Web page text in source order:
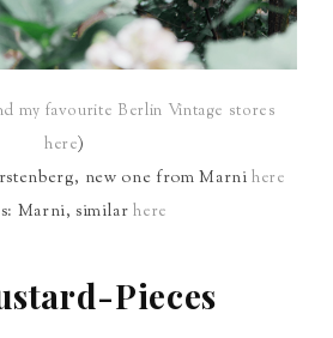
my favourite Berlin Vintage stores
here)
new one from Marnihere
Marni, similarhere
Pieces